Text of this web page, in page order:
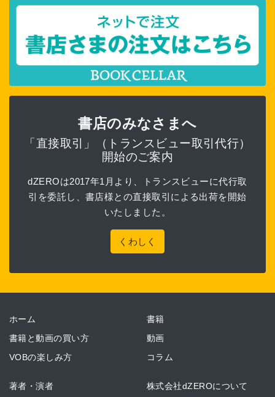
書店のみなさまへ
「直接取引」（トランスビュー取引代行）
開始のご案内
dZEROは2017年1月より、トランスビューに代行取
引を委託し、書店様との直接取引による出荷を開始
いたしました。
くわしく
ホーム
書籍と動画の買い方
VOBの楽しみ方
書籍
動画
コラム
著者・演者 株式会社dZEROについて